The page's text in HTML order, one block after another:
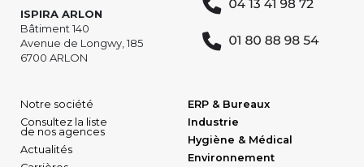
ISPIRA ARLON
Bâtiment 140
Avenue de Longwy, 185
6700 ARLON
Notre société
Consultez la liste
de nos agences
Actualités
ERP & Bureaux
Industrie
Hygiène & Médical
Environnement